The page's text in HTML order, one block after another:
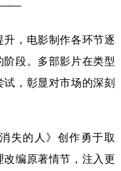
——
，电影制作各环节逐
段。多部影片在类型
，彰显对市场的深刻
的人》创作勇于取
编原著情节，注入更